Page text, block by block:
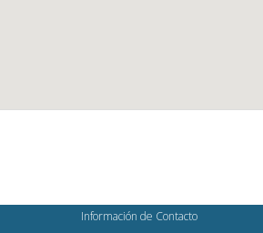
Información de Contacto